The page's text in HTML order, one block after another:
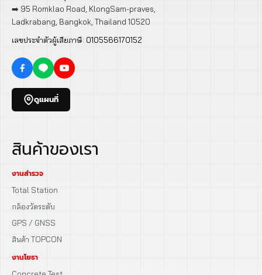
➡️ 95 Romklao Road, KlongSam-praves,
Ladkrabang, Bangkok, Thailand 10520
เลขประจำตัวผู้เสียภาษี: 0105566170152
ดูแผนที่
สินค้าของเรา
งานสำรวจ
Total Station
กล้องวัดระดับ
GPS / GNSS
สินค้า TOPCON
งานโยธา